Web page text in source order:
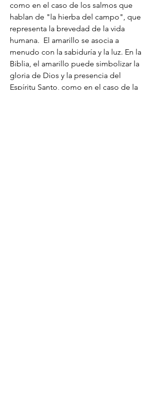
como en el caso de los salmos que
hablan de "la hierba del campo", que
representa la brevedad de la vida
humana.  El amarillo se asocia a
menudo con la sabiduría y la luz. En la
Biblia, el amarillo puede simbolizar la
gloria de Dios y la presencia del
Espíritu Santo, como en el caso de la